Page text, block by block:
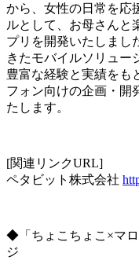
から、女性の日常を応
ルとして、お母さんと
プリを開発いたしまし
きたモバイルソリュー
豊富な経験と実績をも
フォン向けの企画・開
たします。
[関連リンクURL]
ペタビット株式会社
◆「ちょこちょこ×マ
ジ